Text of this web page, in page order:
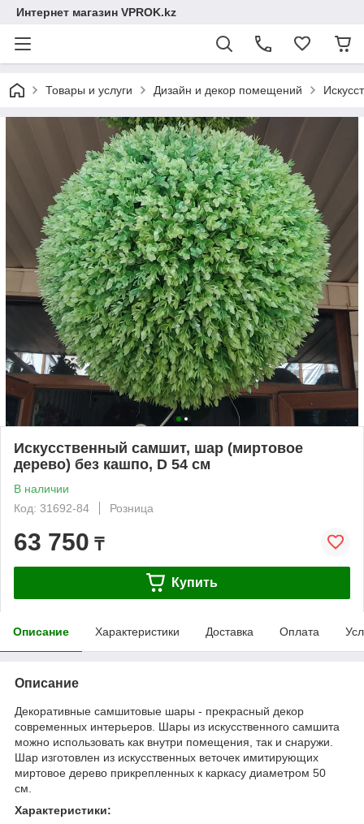
Интернет магазин VPROK.kz
Товары и услуги Дизайн и декор помещений
Искусственный самшит, шар (миртовое
дерево) без кашпо, D 54 см
В наличии
Код: 31692-84
Розница
63 750 ₸
Купить
Описание Характеристики Доставка Оплата
Описание
Декоративные самшитовые шары - прекрасный декор
современных интерьеров. Шары из искусственного самшита
можно использовать как внутри помещения, так и снаружи.
Шар изготовлен из искусственных веточек имитирующих
миртовое дерево прикрепленных к каркасу диаметром 50
см.
Характеристики: